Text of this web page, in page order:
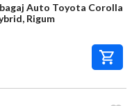
Auto Toyota Corolla
Rigum